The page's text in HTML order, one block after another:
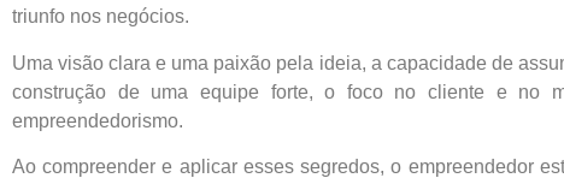
triunfo nos negócios.
Uma visão clara e uma paixão pela ideia, a capacidade de
construção de uma equipe forte, o foco no cliente e no
empreendedorismo.
Ao compreender e aplicar esses segredos, o empreendedor